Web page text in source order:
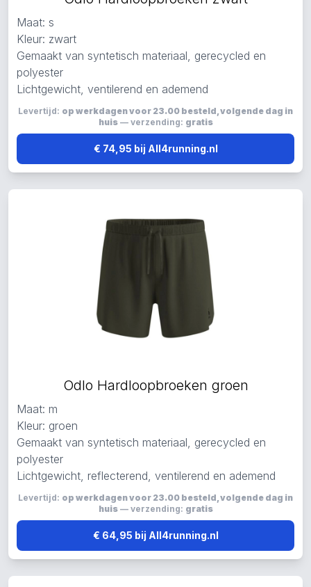
Maat: s
Kleur: zwart
Gemaakt van syntetisch materiaal, gerecycled en
polyester
Lichtgewicht, ventilerend en ademend
Levertijd: op werkdagen voor 23.00 besteld, volgende dag in
huis— verzending: gratis
€ 74,95 bij All4running.nl
Odlo Hardloopbroeken groen
Maat: m
Kleur: groen
Gemaakt van syntetisch materiaal, gerecycled en
polyester
Lichtgewicht, reflecterend, ventilerend en ademend
Levertijd: op werkdagen voor 23.00 besteld, volgende dag in
huis— verzending: gratis
€ 64,95 bij All4running.nl